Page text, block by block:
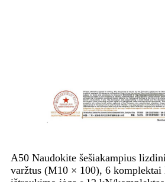
A50 Naudokite šešiakampius
varžtus (M10 × 100), 6